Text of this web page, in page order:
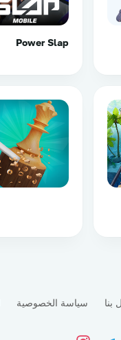
Power Slap
سياسة الخصوصية بنا